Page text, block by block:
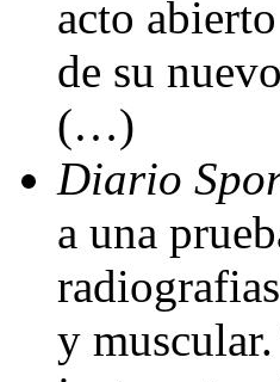
acto
de su
(…)
Diario
a una
y